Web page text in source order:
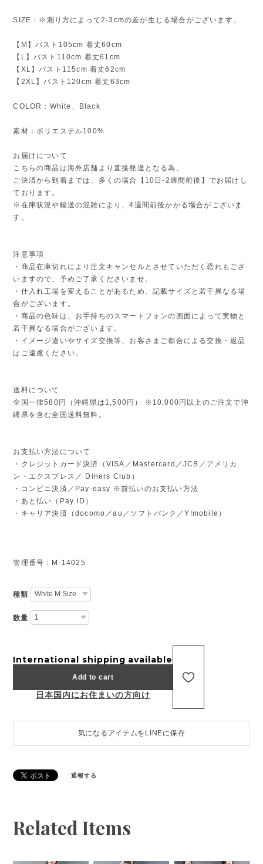
SIZE：※測り方によって2-3cmの差が生じる場合がございます。
【M】バスト105cm 着丈60cm
【L】バスト110cm 着丈61cm
【XL】バスト115cm 着丈62cm
【2XL】バスト120cm 着丈63cm
COLOR：White、Black
素材：ポリエステル100%
お届けについて
こちらの商品は海外店舗より直接発送となる為、
ご決済から到着までは、多くの場合【10日-2週間前後】でお届けし
ております。
※在庫状況や輸送の混雑により、4週間前後かかる場合がございま
す。
注意事項
・商品在庫切れにより注文キャンセルとさせていただく恐れもござ
いますので、予めご了承くださいませ。
・仕入れ工場を変えることがあるため、記載サイズと若干異なる場
合がございます。
・商品の色味は、お手持ちのスマートフォンの画面によって実物と
若干異なる場合がございます。
・イメージ違いやサイズ交換等、お客さまご都合による交換・返品
はご遠慮ください。
送料について
全国一律580円（沖縄県は1,500円） ※10,000円以上のご注文で沖
縄県を含む全国送料無料。
お支払い方法について
・クレジットカード決済（VISA／Mastercard／JCB／アメリカ
ン・エクスプレス／ Diners Club）
・コンビニ決済／Pay-easy ※前払いのお支払い方法
・あと払い（Pay ID）
・キャリア決済（docomo／au／ソフトバンク／Y!mobile）
管理番号：M-14025
種類
数量
International shipping available
Add to cart
日本国内にお住まいの方向け
気になるアイテムをLINEに保存
通報する
Related Items